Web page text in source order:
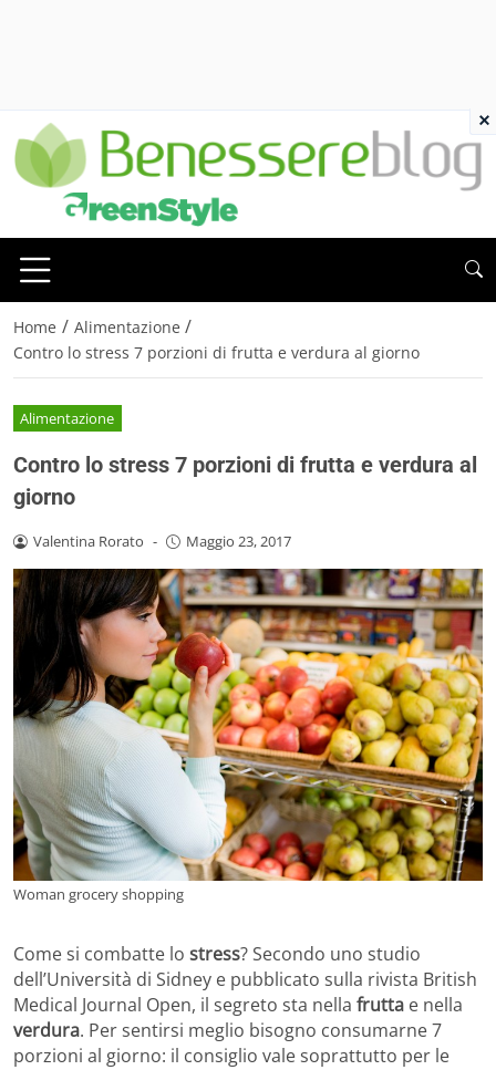
Home / Alimentazione /
Contro lo stress 7 porzioni di frutta e verdura al giorno
Alimentazione
Contro lo stress 7 porzioni di frutta e verdura al
giorno
Valentina Rorato - Maggio 23, 2017
Woman grocery shopping
Come si combatte lo stress? Secondo uno studio
dell’Università di Sidney e pubblicato sulla rivista British
Medical Journal Open, il segreto sta nella frutta e nella
verdura. Per sentirsi meglio bisogno consumarne 7
porzioni al giorno: il consiglio vale soprattutto per le
×